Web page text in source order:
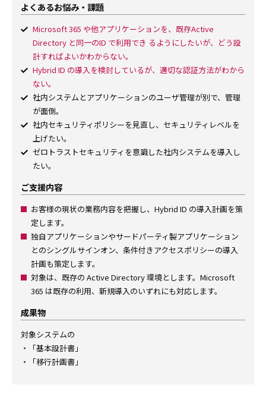
よくあるお悩み・課題
Microsoft 365 や他アプリケーションを、既存Active
Directory と同一のID で利用でき るようにしたいが、どう設
計すればよいかわからない。
Hybrid ID の導入を検討しているが、適切な認証方法がわから
ない。
社内システムとアプリケーションのユーザ管理が別で、管理
が面倒。
社内セキュリティポリシーを見直し、セキュリティレベルを
上げたい。
ゼロトラストセキュリティを意識した社内システムを導入し
たい。
ご支援内容
お客様の現状の業務内容を把握し、Hybrid ID の導入計画を策
定します。
独自アプリケーションやサードパーティ製アプリケーション
とのシングルサインオン、条件付きアクセスポリシーの導入
計画も策定します。
対象は、既存の Active Directory 環境とします。Microsoft
365 は既存の利用、新規導入のいずれにも対応します。
成果物
対象システムの
・「基本設計書」
・「移行計画書」